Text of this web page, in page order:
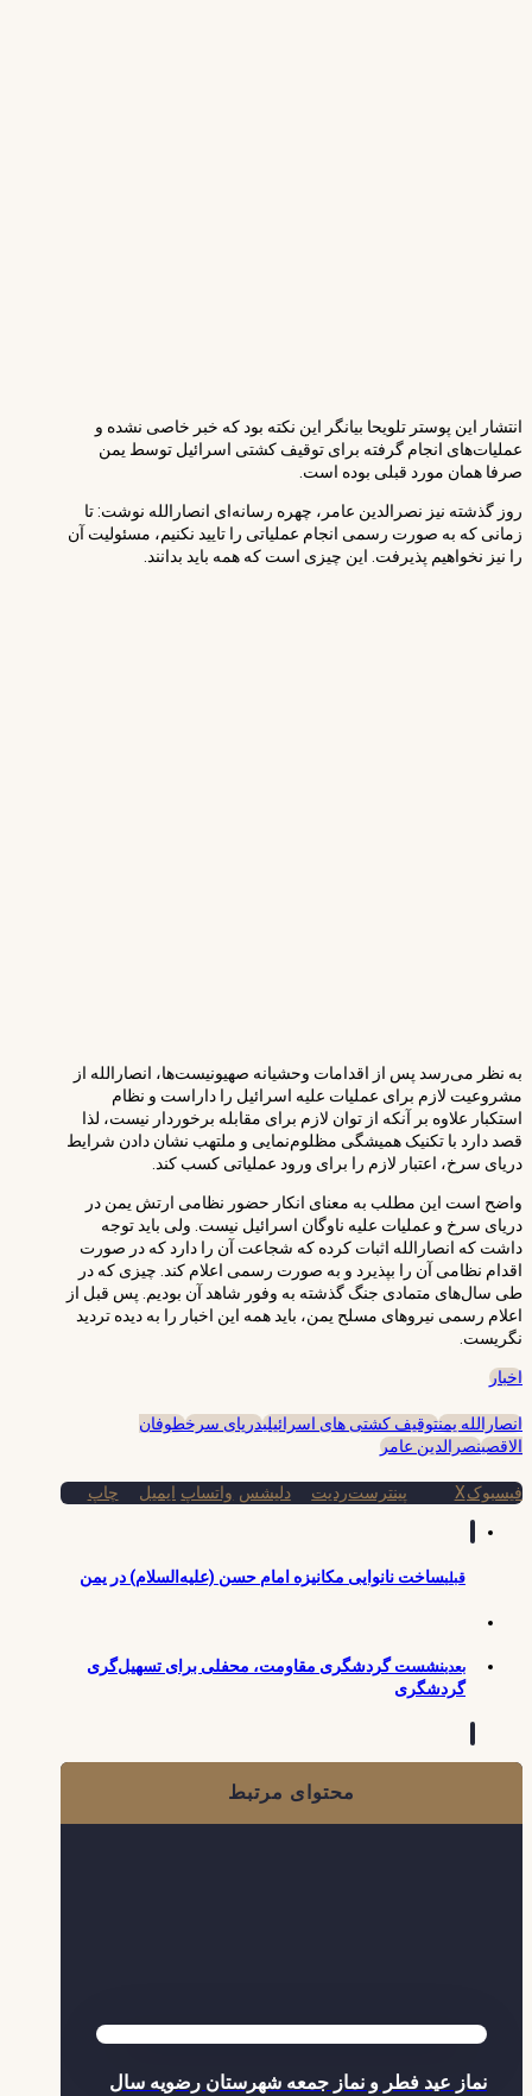
انتشار این پوستر تلویحا بیانگر این نکته بود که خبر خاصی نشده و
عملیات‌های انجام گرفته برای توقیف کشتی اسرائیل توسط یمن
صرفا همان مورد قبلی بوده است.
روز گذشته نیز نصرالدین عامر، چهره رسانه‌ای انصارالله نوشت: تا
زمانی که به صورت رسمی انجام عملیاتی را تایید نکنیم، مسئولیت آن
را نیز نخواهیم پذیرفت. این چیزی است که همه باید بدانند.
به نظر می‌رسد پس از اقدامات وحشیانه صهیونیست‌ها، انصارالله از
مشروعیت لازم برای عملیات علیه اسرائیل را داراست و نظام
استکبار علاوه بر آنکه از توان لازم برای مقابله برخوردار نیست، لذا
قصد دارد با تکنیک همیشگی مظلوم‌نمایی و ملتهب نشان دادن شرایط
دریای سرخ، اعتبار لازم را برای ورود عملیاتی کسب کند.
واضح است این مطلب به معنای انکار حضور نظامی ارتش یمن در
دریای سرخ و عملیات علیه ناوگان اسرائیل نیست. ولی باید توجه
داشت که انصارالله اثبات کرده که شجاعت آن را دارد که در صورت
اقدام نظامی آن را بپذیرد و به صورت رسمی اعلام کند. چیزی که در
طی سال‌های متمادی جنگ گذشته به وفور شاهد آن بودیم. پس قبل از
اعلام رسمی نیروهای مسلح یمن، باید همه این اخبار را به دیده تردید
نگریست.
اخبار
انصارالله یمنتوقیف کشتی های اسرائیلیدریای سرخطوفان
الاقصینصرالدین عامر
فیسبوکX پینترستردیت دلیشس واتساپ ایمیل چاپ
قبلیساخت نانوایی مکانیزه امام حسن (علیه‌السلام) در یمن
بعدینشست گردشگری مقاومت، محفلی برای تسهیل‌گری
گردشگری
محتوای مرتبط
نماز عید فطر و نماز جمعه شهرستان رضویه سال